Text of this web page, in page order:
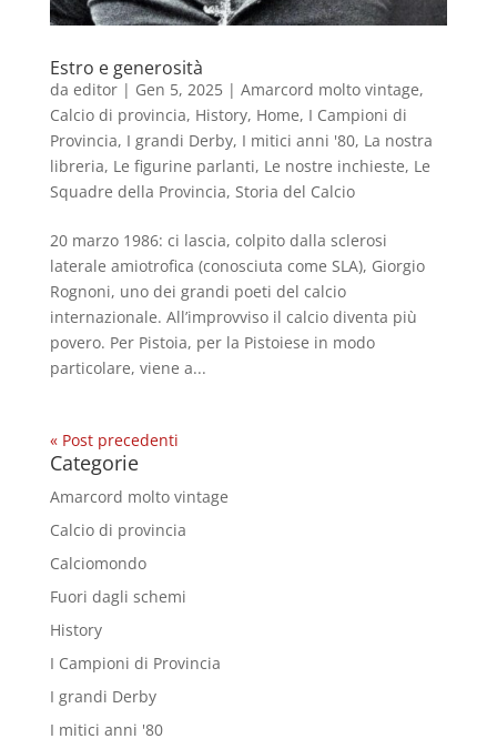
Estro e generosità
da editor| Gen 5, 2025| Amarcord molto vintage,
Calcio di provincia, History, Home, I Campioni di
Provincia, I grandi Derby, I mitici anni '80, La nostra
libreria, Le figurine parlanti, Le nostre inchieste, Le
Squadre della Provincia, Storia del Calcio
20 marzo 1986: ci lascia, colpito dalla sclerosi
laterale amiotrofica (conosciuta come SLA), Giorgio
Rognoni, uno dei grandi poeti del calcio
internazionale. All’improvviso il calcio diventa più
povero. Per Pistoia, per la Pistoiese in modo
particolare, viene a...
« Post precedenti
Categorie
Amarcord molto vintage
Calcio di provincia
Calciomondo
Fuori dagli schemi
History
I Campioni di Provincia
I grandi Derby
I mitici anni '80